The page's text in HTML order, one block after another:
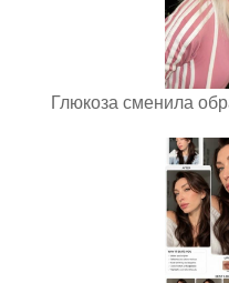
Глюкоза сменила